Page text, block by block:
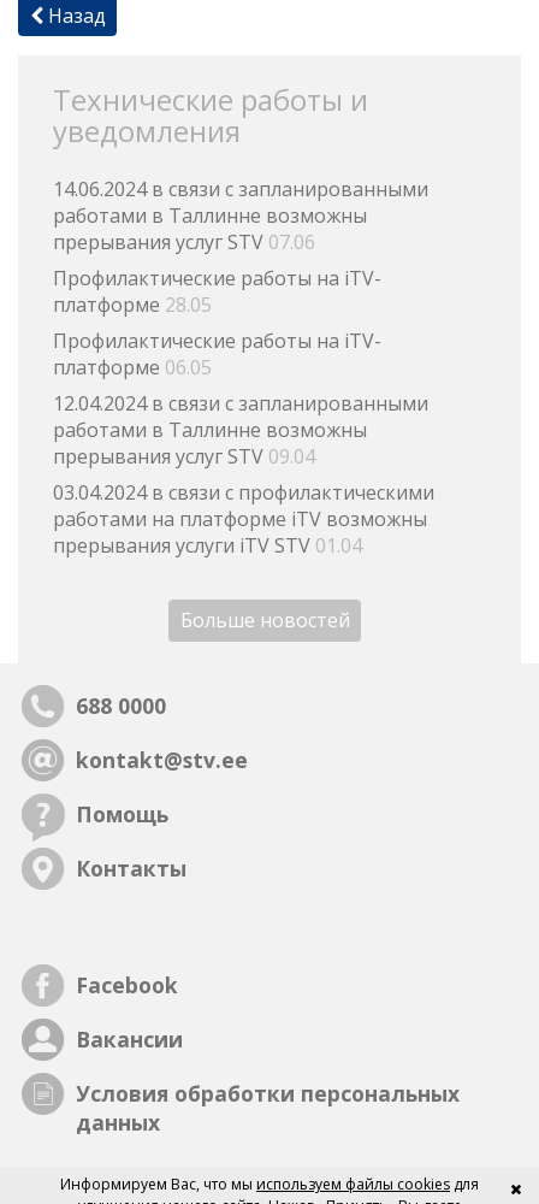
Назад
Технические работы и
уведомления
14.06.2024 в связи с запланированными
работами в Таллинне возможны
прерывания услуг STV 07.06
Профилактические работы на iTV-
платформе 28.05
Профилактические работы на iTV-
платформе 06.05
12.04.2024 в связи с запланированными
работами в Таллинне возможны
прерывания услуг STV 09.04
03.04.2024 в связи с профилактическими
работами на платформе iTV возможны
прерывания услуги iTV STV 01.04
Больше новостей
688 0000
kontakt@stv.ee
Помощь
Контакты
Facebook
Вакансии
Условия обработки персональных
данных
Информируем Вас, что мы используем файлы cookies для